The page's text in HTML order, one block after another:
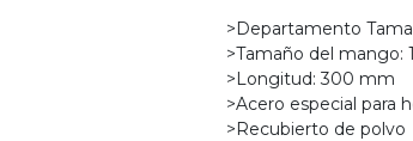
>Departamento
>Tamaño del mango:
>Longitud: 300 mm
>Acero especial para
>Recubierto de polvo